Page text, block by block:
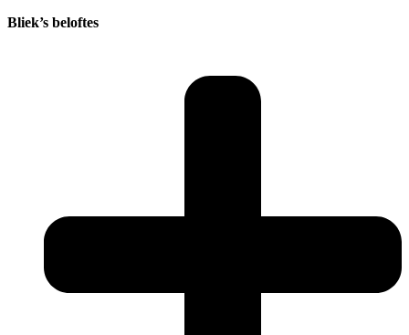
Bliek’s beloftes